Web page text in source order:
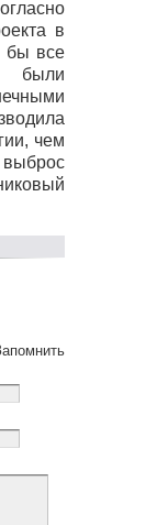
в
бы все
были
чем
выброс